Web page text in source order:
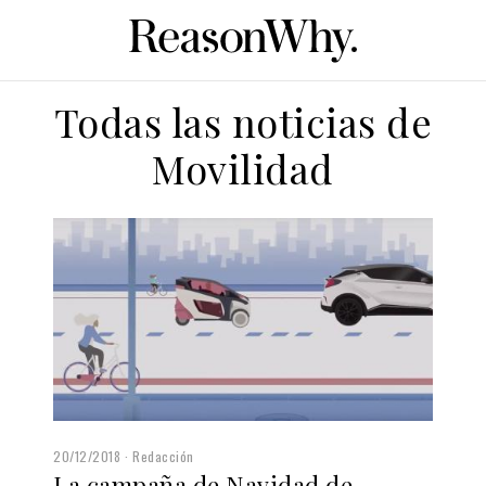
Todas las noticias de
Movilidad
20/12/2018 Redacción